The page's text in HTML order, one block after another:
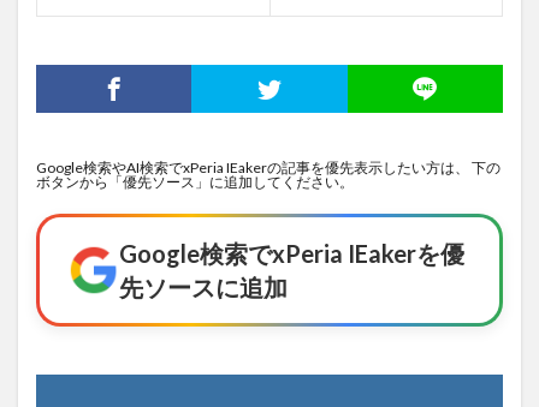
Google検索やAI検索でxPeria IEakerの記事を優先表示したい方は、 下の
ボタンから「優先ソース」に追加してください。
Google検索でxPeria IEakerを優
先ソースに追加